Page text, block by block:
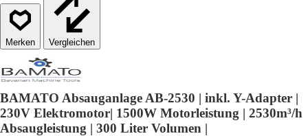
Vergleichen
BAMATO Absauganlage AB-2530 | inkl. Y-Adapter |
230V Elektromotor| 1500W Motorleistung | 2530m³/h
Absaugleistung | 300 Liter Volumen |